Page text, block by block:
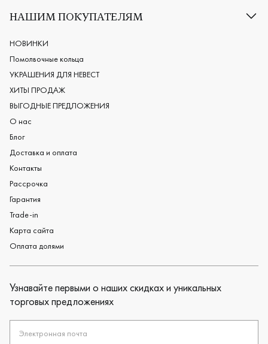
Европейские обручальные кольца
Мужские обручальные кольца
Женские обручальные кольца
Обручальные кольца из платины
Дизайнерские обручальные кольца
Черные обручальные кольца
НАШИМ ПОКУПАТЕЛЯМ
НОВИНКИ
Помолвочные кольца
УКРАШЕНИЯ ДЛЯ НЕВЕСТ
ХИТЫ ПРОДАЖ
ВЫГОДНЫЕ ПРЕДЛОЖЕНИЯ
О нас
Блог
Доставка и оплата
Контакты
Рассрочка
Гарантия
Trade-in
Карта сайта
Оплата долями
Узнавайте первыми о наших скидках и уникальных
торговых предложениях
Электронная почта